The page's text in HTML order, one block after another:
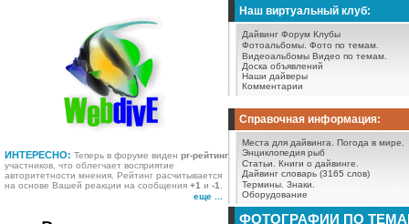
ИНТЕРЕСНО: Теперь в форуме виден pr-рейтинг
участников, что облегчает восприятие
авторитетности мнения. Рейтинг расчитывается
на основе Вашей реакции на сообщения +1 и -1
еще ...
Наш виртуальный клуб:
Дайвинг Форум Клубы
Фотоальбомы. Фото по темам.
Видеоальбомы Видео по темам.
Доска объявлений
Наши дайверы
Комментарии
Справочная информация:
Места для дайвинга.
Погода в мире.
Энциклопедия рыб
Статьи.
Книги о дайвинге.
Дайвинг словарь (3165 слов)
Термины. Знаки.
Оборудование
ФОТОГРАФИИ ПО